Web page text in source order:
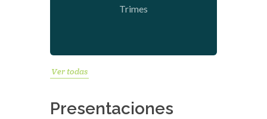
Trimes
Ver todas
Presentaciones